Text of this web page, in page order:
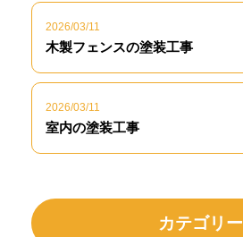
2026/03/11
木製フェンスの塗装工事
2026/03/11
室内の塗装工事
カテゴリー